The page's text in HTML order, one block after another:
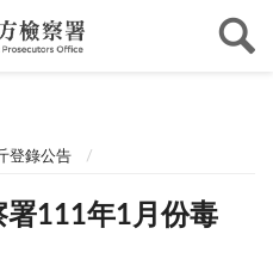
登錄公告
署111年1月份毒